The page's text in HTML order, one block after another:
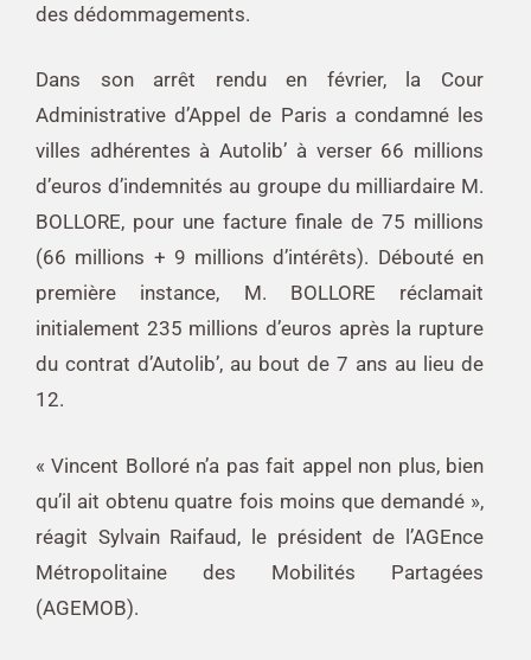
des dédommagements.
Dans son arrêt rendu en février, la Cour
Administrative d’Appel de Paris a condamné les
villes adhérentes à Autolib’ à verser 66 millions
d’euros d’indemnités au groupe du milliardaire M.
BOLLORE, pour une facture finale de 75 millions
(66 millions + 9 millions d’intérêts). Débouté en
première instance, M. BOLLORE réclamait
initialement 235 millions d’euros après la rupture
du contrat d’Autolib’, au bout de 7 ans au lieu de
12.
« Vincent Bolloré n’a pas fait appel non plus, bien
qu’il ait obtenu quatre fois moins que demandé »,
réagit Sylvain Raifaud, le président de l’AGEnce
Métropolitaine des Mobilités Partagées
(AGEMOB).